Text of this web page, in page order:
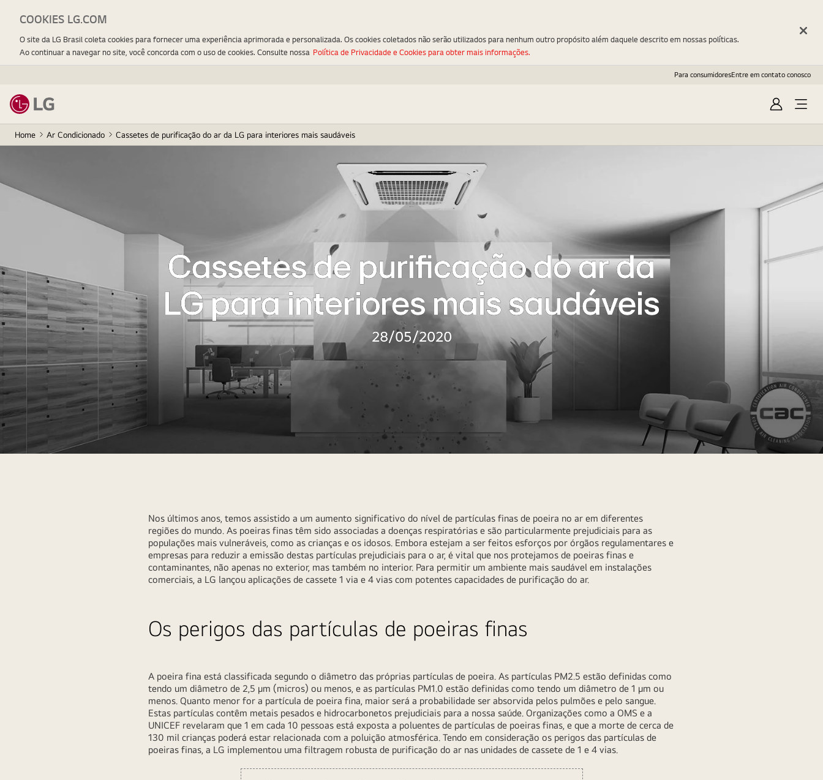
Para consumidoresEntre em contato conosco
EntrarOpen
Menu
Home Ar Condicionado Cassetes de purificação do ar da LG para interiores mais saudáveis
Cassetes de purificação do ar da
LG para interiores mais saudáveis
28/05/2020
Nos últimos anos, temos assistido a um aumento significativo do nível de partículas finas de poeira no ar em diferentes
regiões do mundo. As poeiras finas têm sido associadas a doenças respiratórias e são particularmente prejudiciais para as
populações mais vulneráveis, como as crianças e os idosos. Embora estejam a ser feitos esforços por órgãos regulamentares e
empresas para reduzir a emissão destas partículas prejudiciais para o ar, é vital que nos protejamos de poeiras finas e
contaminantes, não apenas no exterior, mas também no interior. Para permitir um ambiente mais saudável em instalações
comerciais, a LG lançou aplicações de cassete 1 via e 4 vias com potentes capacidades de purificação do ar.
Os perigos das partículas de poeiras finas
A poeira fina está classificada segundo o diâmetro das próprias partículas de poeira. As partículas PM2.5 estão definidas como
tendo um diâmetro de 2,5 μm (micros) ou menos, e as partículas PM1.0 estão definidas como tendo um diâmetro de 1 μm ou
menos. Quanto menor for a partícula de poeira fina, maior será a probabilidade ser absorvida pelos pulmões e pelo sangue.
Estas partículas contêm metais pesados e hidrocarbonetos prejudiciais para a nossa saúde. Organizações como a OMS e a
UNICEF revelaram que 1 em cada 10 pessoas está exposta a poluentes de partículas de poeiras finas, e que a morte de cerca de
130 mil crianças poderá estar relacionada com a poluição atmosférica. Tendo em consideração os perigos das partículas de
poeiras finas, a LG implementou uma filtragem robusta de purificação do ar nas unidades de cassete de 1 e 4 vias.
COOKIES LG.COM
O site da LG Brasil coleta cookies para fornecer uma experiência aprimorada e personalizada. Os cookies coletados não serão utilizados para nenhum outro propósito além daquele descrito em nossas políticas.
Ao continuar a navegar no site, você concorda com o uso de cookies. Consulte nossa Política de Privacidade e Cookies para obter mais informações.